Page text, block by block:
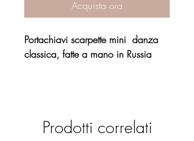
Acquista ora
Portachiavi scarpette mini danza
classica, fatte a mano in Russia
Prodotti correlati